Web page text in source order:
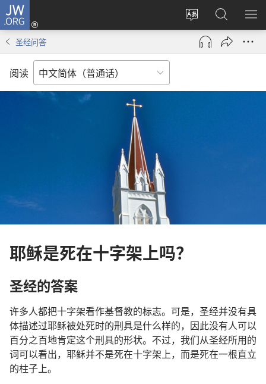
JW.ORG
更
改
网
言
登
录
（打
口）
搜
索
JW.ORG
显
圣经问答
阅读
耶稣是死在十字架上吗？
圣经的答案
许多人都把十字架看作基督教的标志。可是，圣经并没有具
体描述过耶稣被处死时的刑具是什么样的，因此没有人可以
百分之百地肯定这个刑具的形状。不过，我们从圣经所用的
词可以看出，耶稣并不是死在十字架上，而是死在一根直立
的柱子上。